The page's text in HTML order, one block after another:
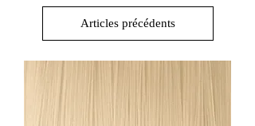
Articles précédents